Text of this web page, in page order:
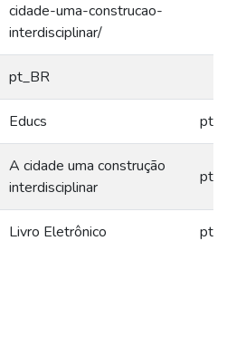
cidade-uma-construcao-
interdisciplinar/
pt_BR
Educs
A cidade uma construção
interdisciplinar
Livro Eletrônico